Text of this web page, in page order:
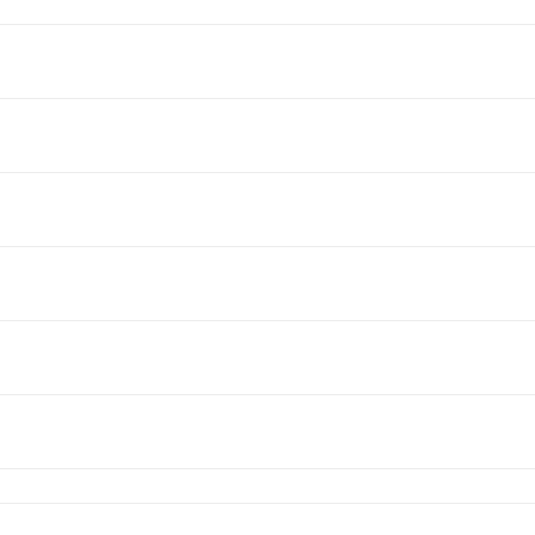
делая композицию уникальной;
легкость. Выберите этот букет, чтобы порадовать